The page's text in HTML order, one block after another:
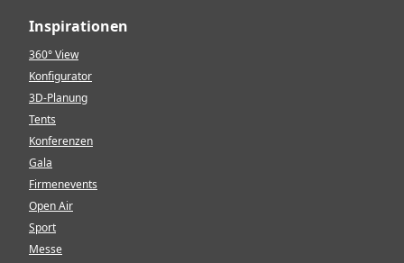
Inspirationen
360° View
Konfigurator
3D-Planung
Tents
Konferenzen
Gala
Firmenevents
Open Air
Sport
Messe